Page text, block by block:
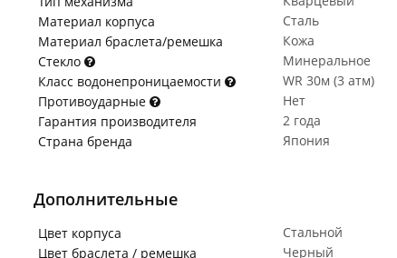
Материал корпуса
Сталь
Материал браслета/ремешка
Кожа
Стекло
Минеральное
Класс водонепроницаемости
WR 30м (3 атм)
Противоударные
Нет
Гарантия производителя
2 года
Страна бренда
Япония
Дополнительные
Цвет корпуса
Стальной
Цвет браслета / ремешка
Черный